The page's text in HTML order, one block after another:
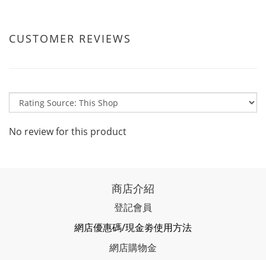
CUSTOMER REVIEWS
No review for this product
商店介紹
登記會員
網店優惠碼/現金劵使用方法
網店購物金